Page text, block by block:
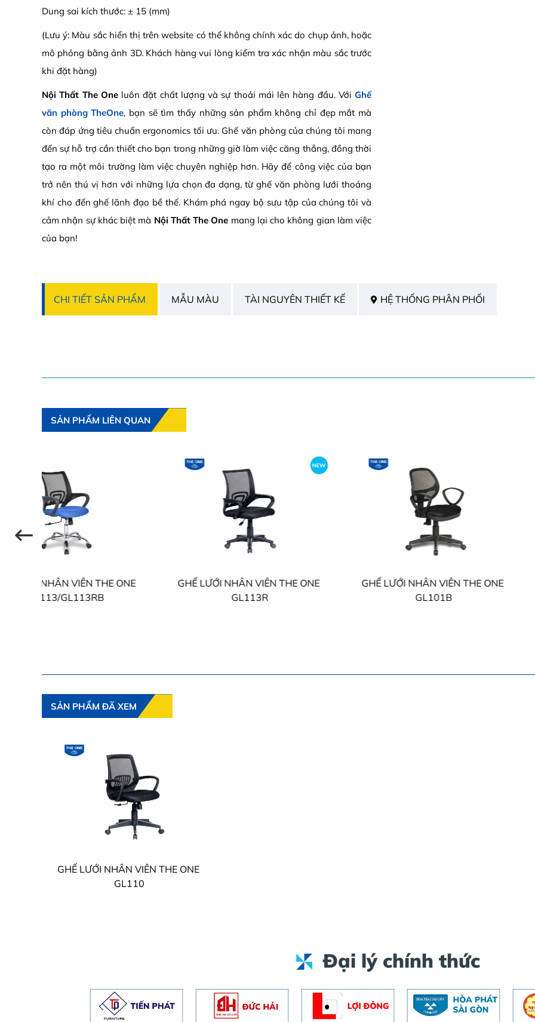
Dung sai kích thước: ± 15 (mm)
(Lưu ý: Màu sắc hiển thị trên website có thể không chính xác do chụp ảnh, hoặc
mô phỏng bằng ảnh 3D. Khách hàng vui lòng kiểm tra xác nhận màu sắc trước
khi đặt hàng)
Nội Thất The Oneluôn đặt chất lượng và sự thoải mái lên hàng đầu. Với Ghế
văn phòng TheOne, bạn sẽ tìm thấy những sản phẩm không chỉ đẹp mắt mà
còn đáp ứng tiêu chuẩn ergonomics tối ưu. Ghế văn phòng của chúng tôi mang
đến sự hỗ trợ cần thiết cho bạn trong những giờ làm việc căng thẳng, đồng thời
tạo ra một môi trường làm việc chuyên nghiệp hơn. Hãy để công việc của bạn
trở nên thú vị hơn với những lựa chọn đa dạng, từ ghế văn phòng lưới thoáng
khí cho đến ghế lãnh đạo bề thế. Khám phá ngay bộ sưu tập của chúng tôi và
cảm nhận sự khác biệt mà Nội Thất The One mang lại cho không gian làm việc
của bạn!
CHI TIẾT SẢN PHẨM MẪU MÀU TÀI NGUYÊN THIẾT KẾ HỆ THỐNG PHÂN PHỐI
SẢN PHẨM LIÊN QUAN
GHẾ LƯỚI NHÂN VIÊN THE ONE
GHẾ LƯỚI NHÂN VIÊN THE ONE
GHẾ LƯỚI NHÂN VIÊN
SẢN PHẨM ĐÃ XEM
GHẾ LƯỚI NHÂN VIÊN THE ONE
GL110
Đại lý chính thức